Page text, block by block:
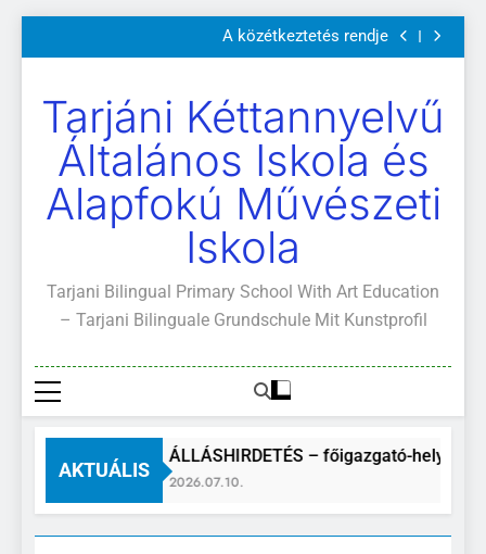
a
Szülői értekezletek 2026. május 04-14.
A közétkeztetés rendje
Kötelező és ajánlott olvasmányok
Szülői értekezletek 2026. május 04-14.
A közétkeztetés rendje
Kötelező és ajánlott olvasmányok
A Mi Világunk!
Tarjáni Kéttannyelvű
Általános Iskola és
Alapfokú Művészeti
Iskola
Tarjani Bilingual Primary School With Art Education
– Tarjani Bilinguale Grundschule Mit Kunstprofil
AKTUÁLIS
ÁLLÁSHIRDETÉS – főigazgató-helyettes
2026.07.10.